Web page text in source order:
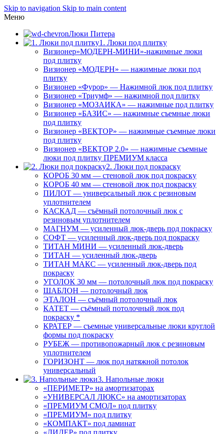
Skip to navigation Skip to main content
Меню
Люки Питера
1. Люки под плитку
Визионер»МОДЕРН-МИНИ»-нажимные люки
под плитку
Визионер «МОДЕРН» — нажимные люки под
плитку
Визионер «Фурор» — Нажимной люк под плитку
Визионер «Триумф» — нажимной под плитку
Визионер «МОЗАИКА» — нажимные под плитку
Визионер «БАЗИС» — нажимные съемные люки
под плитку
Визионер «ВЕКТОР» — нажимные съемные люки
под плитку
Визионер «ВЕКТОР 2.0» — нажимные съемные
люки под плитку ПРЕМИУМ класса
2. Люки под покраску
КОРОБ 30 мм — стеновой люк под покраску
КОРОБ 40 мм — стеновой люк под покраску
ПИЛОТ — универсальный люк с резиновым
уплотнителем
КАСКАД — съёмный потолочный люк с
резиновым уплотнителем
МАГНУМ — усиленный люк-дверь под покраску
СОФТ — усиленный люк-дверь под покраску
ТИТАН МИНИ — усиленный люк-дверь
ТИТАН — усиленный люк-дверь
ТИТАН МАКС — усиленный люк-дверь под
покраску
УГОЛОК 30 мм — потолочный люк под покраску
ШАБЛОН — потолочный люк
ЭТАЛОН — съёмный потолочный люк
КАТЕТ — съёмный потолочный люк под
покраску *
КРАТЕР — съемные универсальные люки круглой
формы под покраску
РУБЕЖ — противопожарный люк с резиновым
уплотнителем
ГОРИЗОНТ — люк под натяжной потолок
универсальный
3. Напольные люки
«ПЕРИМЕТР» на амортизаторах
«УНИВЕРСАЛ ЛЮКС» на амортизаторах
«ПРЕМИУМ СМОЛ» под плитку
«ПРЕМИУМ» под плитку
«КОМПАКТ» под ламинат
«ЛИДЕР» под плитку